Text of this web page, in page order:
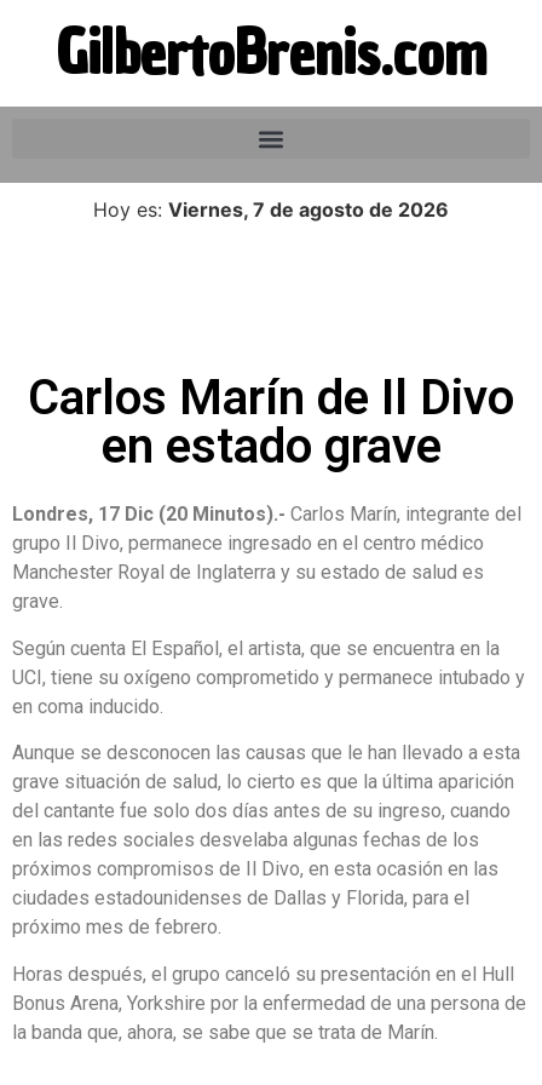
GilbertoBrenis.com
Hoy es: Viernes, 7 de agosto de 2026
Carlos Marín de Il Divo
en estado grave
Londres, 17 Dic (20 Minutos).- Carlos Marín, integrante del
grupo Il Divo, permanece ingresado en el centro médico
Manchester Royal de Inglaterra y su estado de salud es
grave.
Según cuenta El Español, el artista, que se encuentra en la
UCI, tiene su oxígeno comprometido y permanece intubado y
en coma inducido.
Aunque se desconocen las causas que le han llevado a esta
grave situación de salud, lo cierto es que la última aparición
del cantante fue solo dos días antes de su ingreso, cuando
en las redes sociales desvelaba algunas fechas de los
próximos compromisos de Il Divo, en esta ocasión en las
ciudades estadounidenses de Dallas y Florida, para el
próximo mes de febrero.
Horas después, el grupo canceló su presentación en el Hull
Bonus Arena, Yorkshire por la enfermedad de una persona de
la banda que, ahora, se sabe que se trata de Marín.